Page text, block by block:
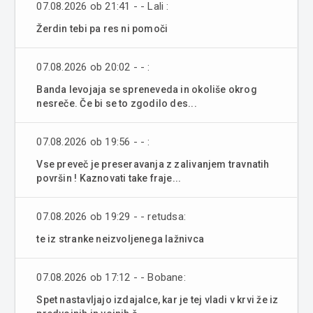
07.08.2026 ob 21:41 - - Lali :
Žerdin tebi pa res ni pomoči
07.08.2026 ob 20:02 - - :
Banda levojaja se spreneveda in okoliše okrog
nesreče. Če bi se to zgodilo des...
07.08.2026 ob 19:56 - - :
Vse preveč je preseravanja z zalivanjem travnatih
površin ! Kaznovati take fraje...
07.08.2026 ob 19:29 - - retudsa:
te iz stranke neizvoljenega lažnivca
07.08.2026 ob 17:12 - - Bobane:
Spet nastavljajo izdajalce, kar je tej vladi v krvi že iz